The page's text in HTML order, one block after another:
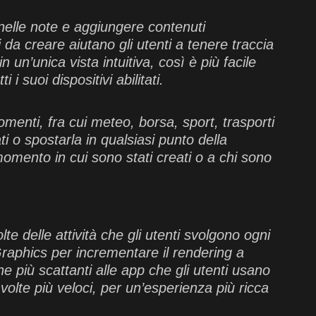
note e aggiungere contenuti
creare aiutano gli utenti a tenere traccia
un’unica vista intuitiva, così è più facile
i suoi dispositivi abilitati.
fra cui meteo, borsa, sport, trasporti
o spostarla in qualsiasi punto della
in cui sono stati creati o a chi sono
delle attività che gli utenti svolgono ogni
per incrementare il rendering a
più scattanti alle app che gli utenti usano
più veloci, per un’esperienza più ricca